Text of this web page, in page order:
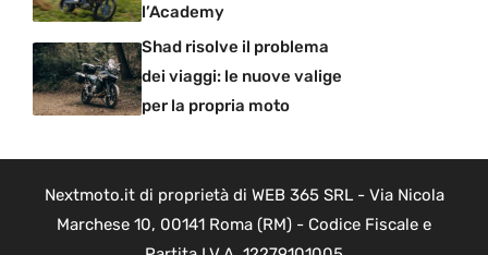
l’Academy
Shad risolve il problema
dei viaggi: le nuove valige
per la propria moto
Nextmoto.it di proprietà di WEB 365 SRL - Via Nicola
Marchese 10, 00141 Roma (RM) - Codice Fiscale e